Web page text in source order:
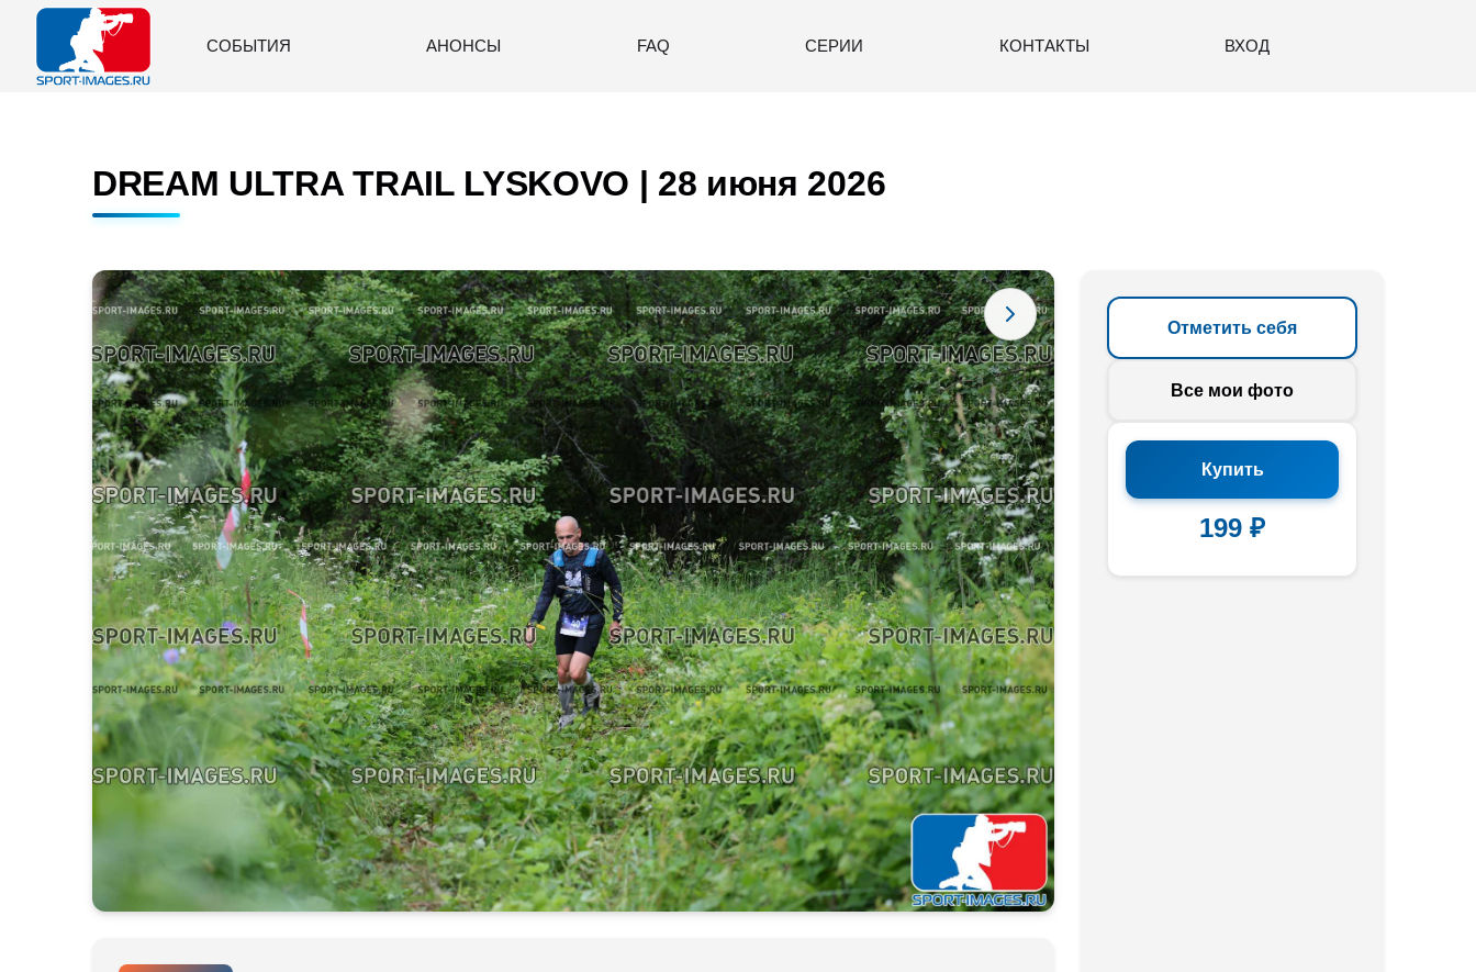
СОБЫТИЯ АНОНСЫ FAQ СЕРИИ КОНТАКТЫ ВХОД
DREAM ULTRA TRAIL LYSKOVO | 28 июня 2026
Отметить себя
Все мои фото
Купить
199 ₽